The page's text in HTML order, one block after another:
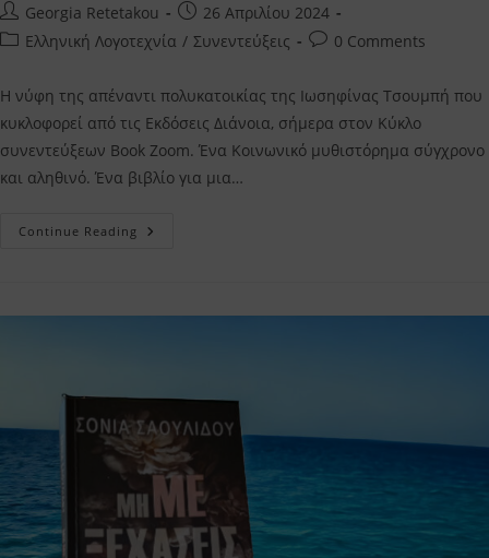
Post
author:
Georgia Retetakou
Post
published:
26 Απριλίου 2024
PostΕλληνική Λογοτεχνία / Συνεντεύξεις
Post0 Comments
Η νύφη της απέναντι πολυκατοικίας της Ιωσηφίνας Τσουμπή που
κυκλοφορεί από τις Εκδόσεις Διάνοια, σήμερα στον Κύκλο
συνεντεύξεων Book Zoom. Ένα Κοινωνικό μυθιστόρημα σύγχρονο
και αληθινό. Ένα βιβλίο για μια…
Continue Reading Η